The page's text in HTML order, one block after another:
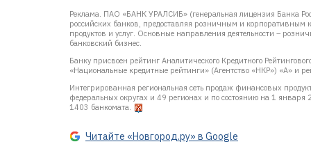
Реклама. ПАО «БАНК УРАЛСИБ» (генеральная лицензия Банка
российских банков, предоставляя розничным и корпоративным
продуктов и услуг. Основные направления деятельности –
банковский бизнес.
Банку присвоен рейтинг Аналитического Кредитного
«Национальные кредитные рейтинги» (Агентство «НКР») «А» и
Интегрированная региональная сеть продаж финансовых
федеральных округах и 49 регионах и по состоянию на 1
1403 банкомата.
Читайте «Новгород.ру» в Google